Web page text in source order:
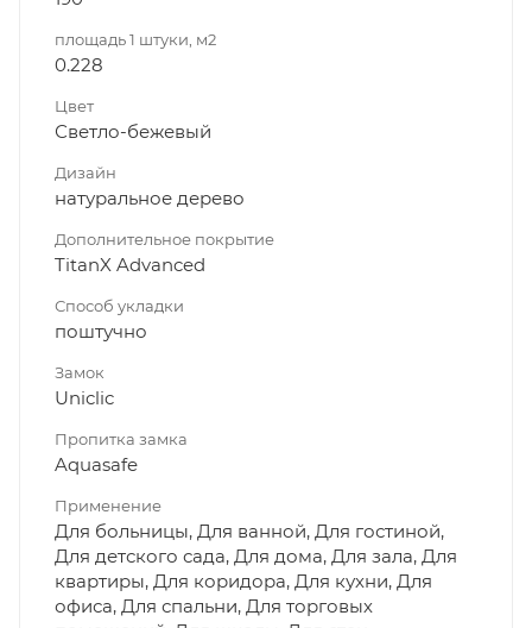
площадь 1 штуки, м2
0.228
Цвет
Светло-бежевый
Дизайн
натуральное дерево
Дополнительное покрытие
TitanX Advanced
Способ укладки
поштучно
Замок
Uniclic
Пропитка замка
Aquasafe
Применение
Для больницы, Для ванной, Для гостиной,
Для детского сада, Для дома, Для зала, Для
квартиры, Для коридора, Для кухни, Для
офиса, Для спальни, Для торговых